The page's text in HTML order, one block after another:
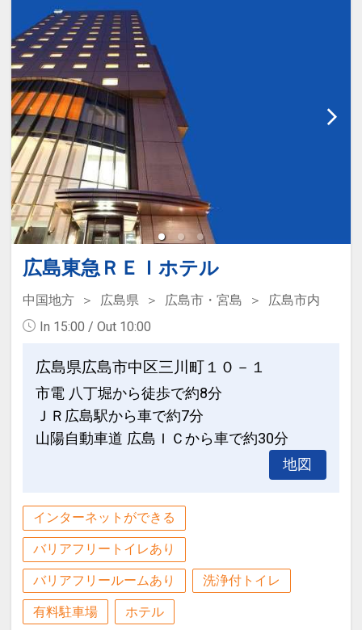
15分→「紙屋町西」電停下車、徒歩2分
・タクシーで8分
■周辺施設■
・平和記念公園、原爆ドーム … 徒歩約5
分
・広島城 … 徒歩約5分
・ひろしま美術館 … 徒歩すぐ
・広島グリーンアリーナ（広島県立総合
体育館）… 徒歩約5分
・縮景園、広島県立美術館 … 徒歩約15
分
・MAZDA Zoom-Zoom スタジアム広島
・広島エディオンスタジアム
… ホテルよりアストラムライン「県庁
徒歩10分
設定期間：2023年4月24日～2027年5月
31日
広島東急ＲＥＩホテル
中国地方 広島県 広島市・宮島
広島市内
In 15:00 / Out 10:00
広島県広島市中区三川町１０－１
市電 八丁堀から徒歩で約8分
ＪＲ広島駅から車で約7分
山陽自動車道 広島ＩＣから車で約30分
地図
インターネットができる
バリアフリートイレあり
バリアフリールームあり 洗浄付トイレ
有料駐車場 ホテル